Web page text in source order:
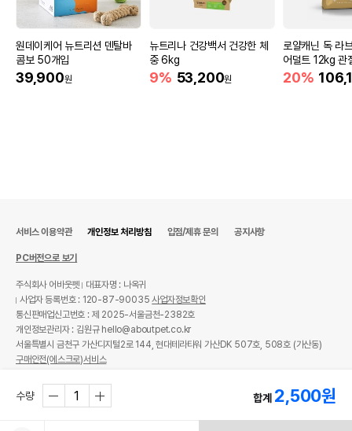
품명 및 모델명 그르르 치카타임 75g
법에 의한 인증,허가 등을
받았음을 확인할수 있는
경우 그에 대한 사항
상품상세설명 참조
제조국 또는 원산지
제조자,수입품의 경우
수입자를 함께 표기
원데이케어 뉴트리션 덴탈바
콤보 50개입
39,900원
뉴트리나 건강백서 건강한 체
중 6kg
9% 53,200원
로얄캐닌 독 라
어덜트 12kg 관
20%
수량 합계 2,500원
서비스 이용약관 개인정보 처리방침 입점/제휴 문의 공지사항
PC버전으로 보기
주식회사 어바웃펫
대표자명 : 나옥귀
사업자 등록번호 : 120-87-90035사업자정보확인
통신판매업신고번호 : 제 2025-서울금천-2382호
개인정보관리자 : 김원규 hello@aboutpet.co.kr
서울특별시 금천구 가산디지털2로 144, 현대테라타워 가산DK 507호, 508호 (가산동)
구매안전(에스크로)서비스